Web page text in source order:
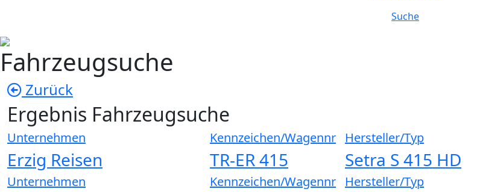
Suche
Fahrzeugsuche
Zurück
Ergebnis Fahrzeugsuche
Unternehmen
Erzig Reisen
Kennzeichen/Wagennr
TR-ER 415
Hersteller/Typ
Setra S 415 HD
Unternehmen Kennzeichen/Wagennr Hersteller/Typ